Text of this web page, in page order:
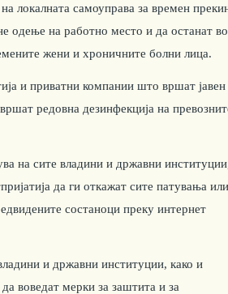
локалната самоуправа за времен
одење на работно место и да останат во
жени и хроничните болни лица.
и приватни компании што вршат јавен
редовна дезинфекција на
на сите владини и државни
да ги откажат сите патувања или
состаноци преку интернет
и државни институции, како и
да воведат мерки за заштита и за